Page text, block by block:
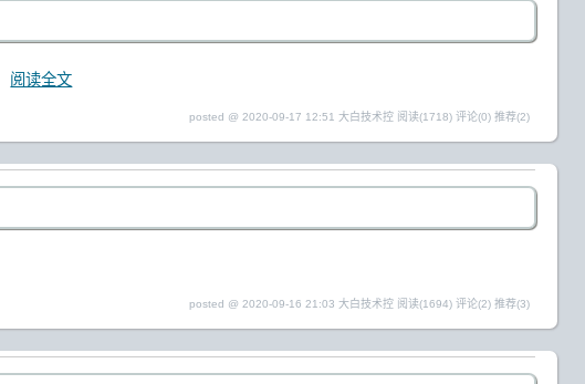
阅读全文
posted @ 2020-09-17 12:51 大白技术控 阅读(1718) 评论(0) 推荐(2)
posted @ 2020-09-16 21:03 大白技术控 阅读(1694) 评论(2) 推荐(3)